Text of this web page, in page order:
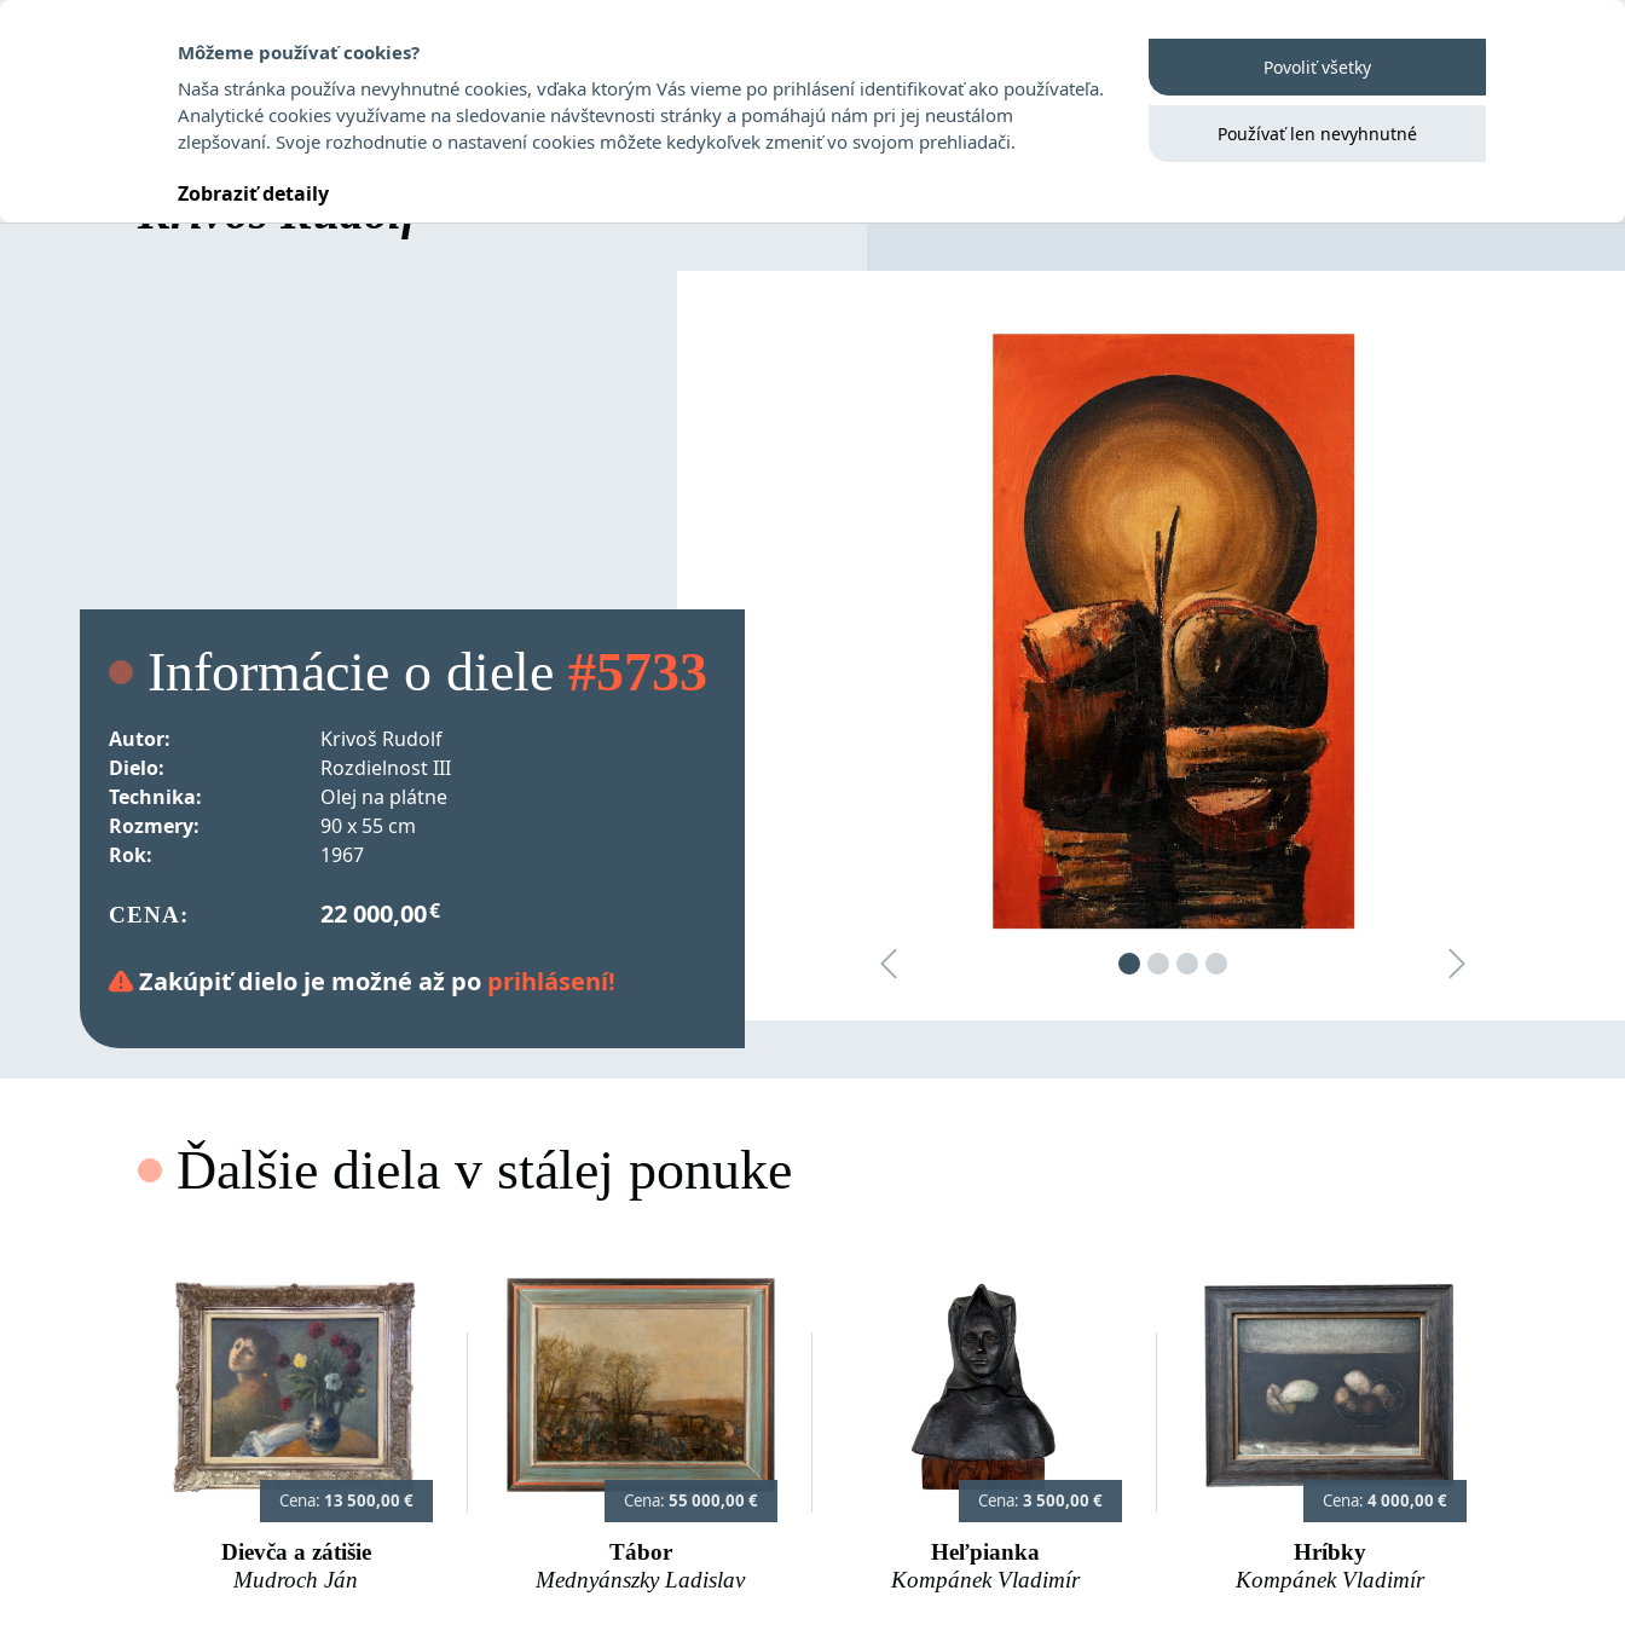
Môžeme používať cookies?
Naša stránka používa nevyhnutné cookies, vďaka ktorým Vás vieme po prihlásení identifikovať ako používateľa.
Analytické cookies využívame na sledovanie návštevnosti stránky a pomáhajú nám pri jej neustálom
zlepšovaní. Svoje rozhodnutie o nastavení cookies môžete kedykoľvek zmeniť vo svojom prehliadači.
Zobraziť detaily
Povoliť všetky
Používať len nevyhnutné
Rozdielnost III
Krivoš Rudolf
Previous
Informácie o diele #5733
Autor:
Krivoš Rudolf
Dielo:
Rozdielnost III
Technika:
Olej na plátne
Rozmery:
90 x 55 cm
Rok:
1967
CENA: 22 000,00€
Zakúpiť dielo je možné až po prihlásení!
Ďalšie diela v stálej ponuke
Cena: 13 500,00 €
Dievča a zátišie
Mudroch Ján
Cena:55 000,00 €
Tábor
Mednyánszky Ladislav
Cena:3 500,00 €
Heľpianka
Kompánek Vladimír
Cena:4 000,00 €
Hríbky
Kompánek Vladimír